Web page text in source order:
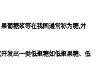
葡糖浆等在我国通常称为糖,并
发出一类低聚糖如低聚果糖、低